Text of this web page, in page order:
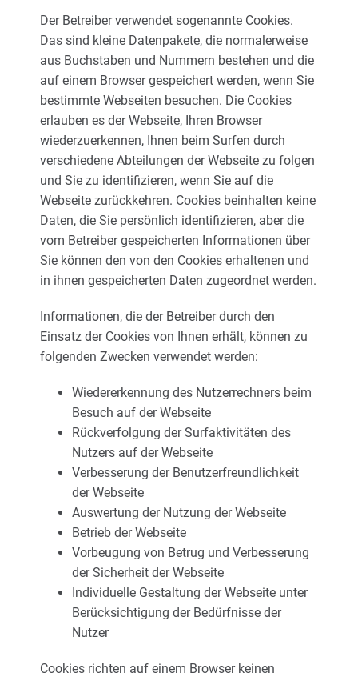
Der Betreiber verwendet sogenannte Cookies.
Das sind kleine Datenpakete, die normalerweise
aus Buchstaben und Nummern bestehen und die
auf einem Browser gespeichert werden, wenn Sie
bestimmte Webseiten besuchen. Die Cookies
erlauben es der Webseite, Ihren Browser
wiederzuerkennen, Ihnen beim Surfen durch
verschiedene Abteilungen der Webseite zu folgen
und Sie zu identifizieren, wenn Sie auf die
Webseite zurückkehren. Cookies beinhalten keine
Daten, die Sie persönlich identifizieren, aber die
vom Betreiber gespeicherten Informationen über
Sie können den von den Cookies erhaltenen und
in ihnen gespeicherten Daten zugeordnet werden.
Informationen, die der Betreiber durch den
Einsatz der Cookies von Ihnen erhält, können zu
folgenden Zwecken verwendet werden:
Wiedererkennung des Nutzerrechners beim
Besuch auf der Webseite
Rückverfolgung der Surfaktivitäten des
Nutzers auf der Webseite
Verbesserung der Benutzerfreundlichkeit
der Webseite
Auswertung der Nutzung der Webseite
Betrieb der Webseite
Vorbeugung von Betrug und Verbesserung
der Sicherheit der Webseite
Individuelle Gestaltung der Webseite unter
Berücksichtigung der Bedürfnisse der
Nutzer
Cookies richten auf einem Browser keinen